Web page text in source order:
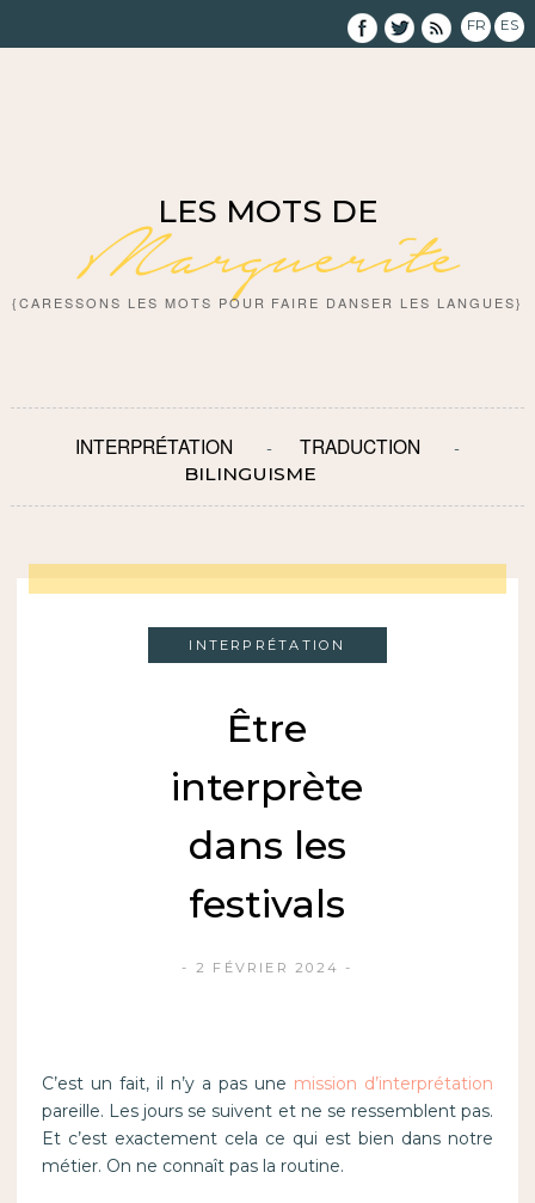
FR ES
LES MOTS DE
Marguerite
{CARESSONS LES MOTS POUR FAIRE DANSER LES LANGUES}
INTERPRÉTATION TRADUCTION
BILINGUISME
INTERPRÉTATION
Être
interprète
dans les
festivals
2 FÉVRIER 2024
C’est un fait, il n’y a pas une mission d’interprétation
pareille. Les jours se suivent et ne se ressemblent pas.
Et c’est exactement cela ce qui est bien dans notre
métier. On ne connaît pas la routine.